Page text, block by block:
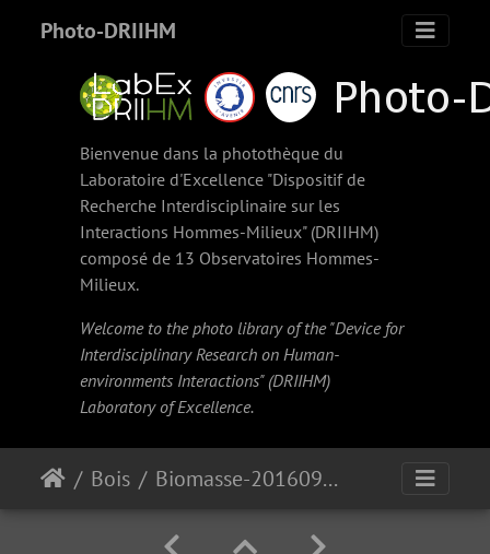
Photo-DRIIHM
Bienvenue dans la photothèque du
Laboratoire d'Excellence "Dispositif de
Recherche Interdisciplinaire sur les
Interactions Hommes-Milieux" (DRIIHM)
composé de 13 Observatoires Hommes-
Milieux.
Welcome to the photo library of the "Device for
Interdisciplinary Research on Human-
environments Interactions" (DRIIHM)
Laboratory of Excellence.
Bois Biomasse-20160902-13